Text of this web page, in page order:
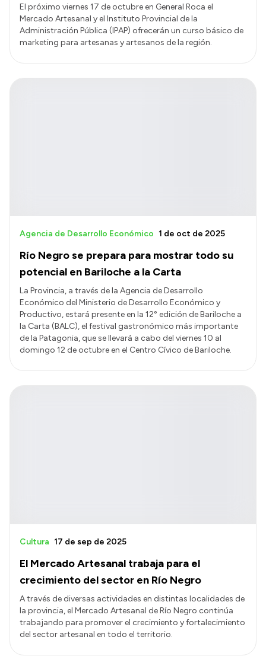
El próximo viernes 17 de octubre en General Roca el
Mercado Artesanal y el Instituto Provincial de la
Administración Pública (IPAP) ofrecerán un curso básico de
marketing para artesanas y artesanos de la región.
Río Negro se prepara para mostrar todo su
potencial en Bariloche a la Carta
Agencia de Desarrollo Económico 1 de oct de 2025
La Provincia, a través de la Agencia de Desarrollo
Económico del Ministerio de Desarrollo Económico y
Productivo, estará presente en la 12° edición de Bariloche a
la Carta (BALC), el festival gastronómico más importante
de la Patagonia, que se llevará a cabo del viernes 10 al
domingo 12 de octubre en el Centro Cívico de Bariloche.
El Mercado Artesanal trabaja para el
crecimiento del sector en Río Negro
Cultura 17 de sep de 2025
A través de diversas actividades en distintas localidades de
la provincia, el Mercado Artesanal de Río Negro continúa
trabajando para promover el crecimiento y fortalecimiento
del sector artesanal en todo el territorio.